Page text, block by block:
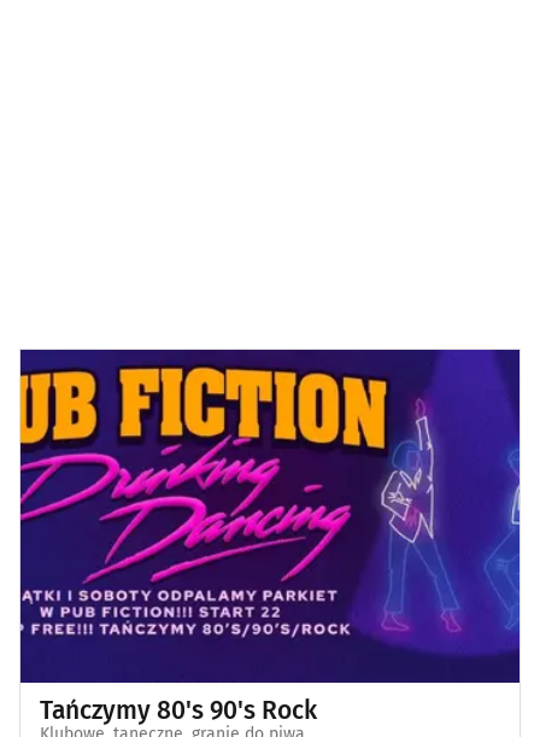
Tańczymy 80's 90's Rock